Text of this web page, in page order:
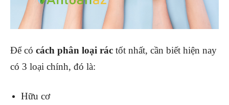
Để có cách phân loại rác tốt nhất, cần biết hiện nay
có 3 loại chính, đó là:
Hữu cơ